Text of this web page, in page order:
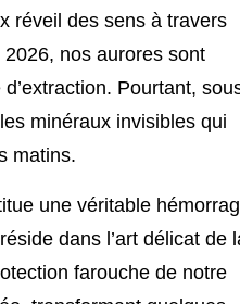
réveil des sens à travers
2026, nos aurores sont
Pourtant,
minéraux invisibles qui
matins.
une véritable
dans l’art délicat de
farouche de notre